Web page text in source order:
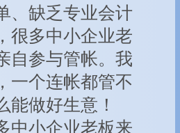
、缺乏专业会计
很多中小企业老
自参与管帐。我
一个连帐都管不
能做好生意！
中小企业老板来